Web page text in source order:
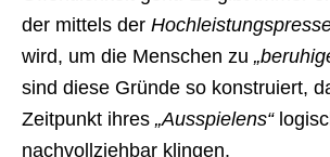
der mittels der
wird, um die Menschen zu
sind diese Gründe so konstruiert,
Zeitpunkt ihres „Ausspielens“
nachvollziehbar klingen.